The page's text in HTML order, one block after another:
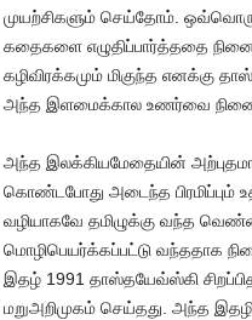
முயற்சிகளும் செய்தோம்.
கதைகளை எழுதிப்பார்த்ததை
கழிவிரக்கமும் மிகுந்த எனக்கு
அந்த இளமைக்கால உணர்வை
அந்த இலக்கியமேதையின்
கொண்டபோது அடைந்த பிரமிப்பும்
வழியாகவே தமிழுக்கு வந்த
மொழிபெயர்க்கப்பட்டு வந்ததாக
இதழ் 1991 தாஸ்தயேவ்ஸ்கி
மறுஅறிமுகம் செய்தது. அந்த